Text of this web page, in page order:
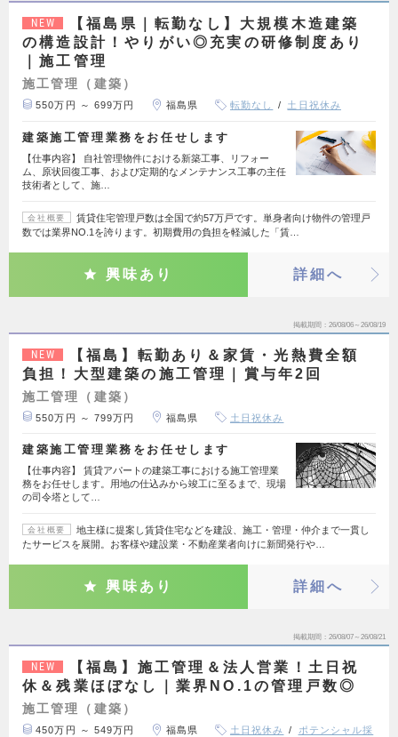
NEW
【福島県｜転勤なし】大規模木造建築
の構造設計！やりがい◎充実の研修制度あり
｜施工管理
施工管理（建築）
550万円 ～ 699万円 福島県 転勤なし 土日祝休み
建築施工管理業務をお任せします
【仕事内容】 自社管理物件における新築工事、リフォー
ム、原状回復工事、および定期的なメンテナンス工事の主任
技術者として、施…
会社概要
賃貸住宅管理戸数は全国で約57万戸です。単身者向け物件の管理戸
数では業界NO.1を誇ります。初期費用の負担を軽減した「賃…
興味あり 詳細へ
掲載期間 26/08/06～26/08/19
NEW
【福島】転勤あり＆家賃・光熱費全額
負担！大型建築の施工管理｜賞与年2回
施工管理（建築）
550万円 ～ 799万円 福島県 土日祝休み
建築施工管理業務をお任せします
【仕事内容】 賃貸アパートの建築工事における施工管理業
務をお任せします。用地の仕込みから竣工に至るまで、現場
の司令塔として…
会社概要
地主様に提案し賃貸住宅などを建設、施工・管理・仲介まで一貫し
たサービスを展開。お客様や建設業・不動産業者向けに新聞発行や…
興味あり 詳細へ
掲載期間 26/08/07～26/08/21
NEW
【福島】施工管理＆法人営業！土日祝
休＆残業ほぼなし｜業界NO.1の管理戸数◎
施工管理（建築）
450万円 ～ 549万円 福島県 土日祝休み
ポテンシャル採